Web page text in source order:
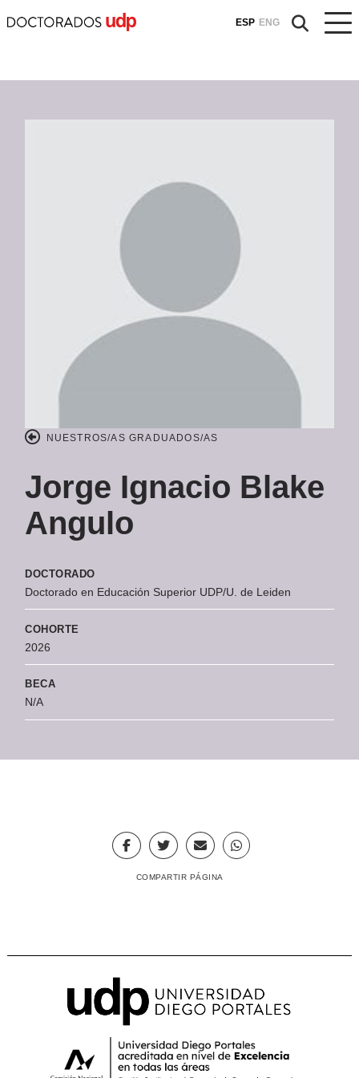
ESP ENG
NUESTROS/AS GRADUADOS/AS
Jorge Ignacio Blake
Angulo
DOCTORADO
Doctorado en Educación Superior UDP/U. de Leiden
COHORTE
2026
BECA
N/A
COMPARTIR PÁGINA